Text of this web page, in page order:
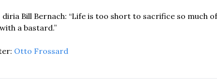
diria Bill Bernach: “Life is too short to sacrifice so much
a bastard.”
Otto Frossard